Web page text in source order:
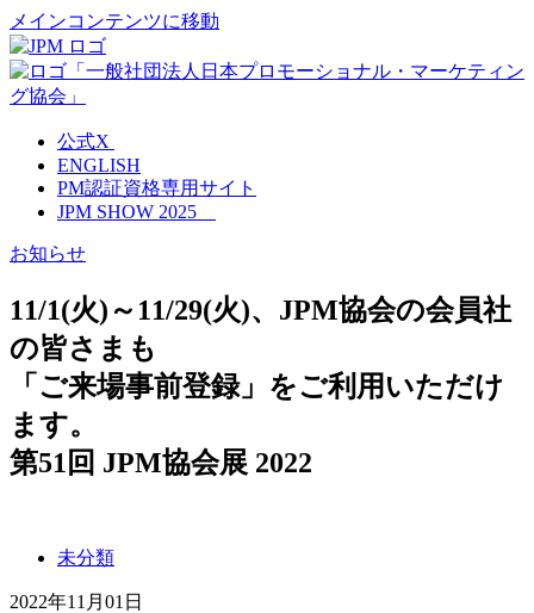
メインコンテンツに移動
公式X
ENGLISH
PM認証資格専用サイト
JPM SHOW 2025
お知らせ
11/1(火)～11/29(火)、JPM協会の会員社
の皆さまも
「ご来場事前登録」をご利用いただけ
ます。
第51回 JPM協会展 2022
未分類
2022年11月01日